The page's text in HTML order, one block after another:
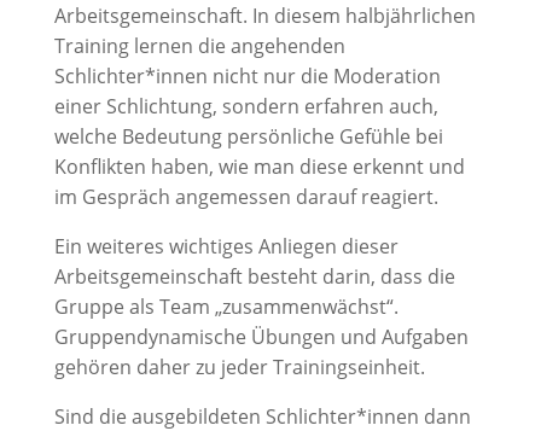
Arbeitsgemeinschaft. In diesem halbjährlichen
Training lernen die angehenden
Schlichter*innen nicht nur die Moderation
einer Schlichtung, sondern erfahren auch,
welche Bedeutung persönliche Gefühle bei
Konflikten haben, wie man diese erkennt und
im Gespräch angemessen darauf reagiert.
Ein weiteres wichtiges Anliegen dieser
Arbeitsgemeinschaft besteht darin, dass die
Gruppe als Team „zusammenwächst“.
Gruppendynamische Übungen und Aufgaben
gehören daher zu jeder Trainingseinheit.
Sind die ausgebildeten Schlichter*innen dann